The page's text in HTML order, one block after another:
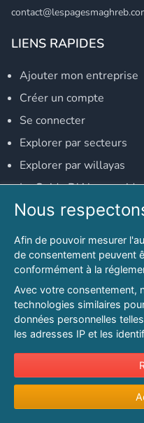
LIENS RAPIDES
Ajouter mon entreprise
Créer un compte
Se connecter
Explorer par secteurs
Explorer par willayas
Le Guide D'Alger,
NOS RÉSEAUX
Notre page Facebook
Notre page LinkedIn
Notre page Instagram
Notre page Twitter
© 2026
confidentialité
Protection de
Nous
Afin de pouvoir mesurer
de consentement peuvent
conformément à la
Avec votre consentement,
technologies similaires
données personnelles
les adresses IP et les
sur l'intérêt légitime à tout
».
Pour en savoir plus sur
et pour ajuster vos